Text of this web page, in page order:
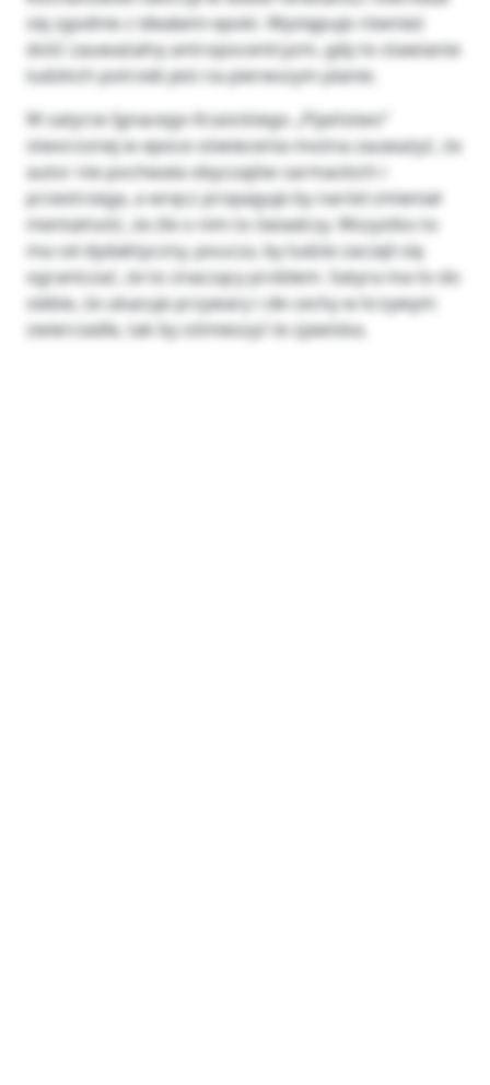
się zgodnie z ideałami epoki. Występuje również
dość zauważalny antropocentryzm, gdy to stawianie
ludzkich potrzeb jest na pierwszym planie.
W satyrze Ignacego Krasickiego „Pijaństwo”
stworzonej w epoce oświecenia można zauważyć, że
autor nie pochwala obyczajów sarmackich i
przestrzega, a wręcz propaguje by naród zmieniał
mentalność, że źle o nim to świadczy. Wszystko to
ma cel dydaktyczny, poucza, by ludzie zaczęli się
ograniczać, że to znaczący problem. Satyra ma to do
siebie, że ukazuje przywary i złe cechy w krzywym
zwierciadle, tak by ośmieszyć te zjawiska.